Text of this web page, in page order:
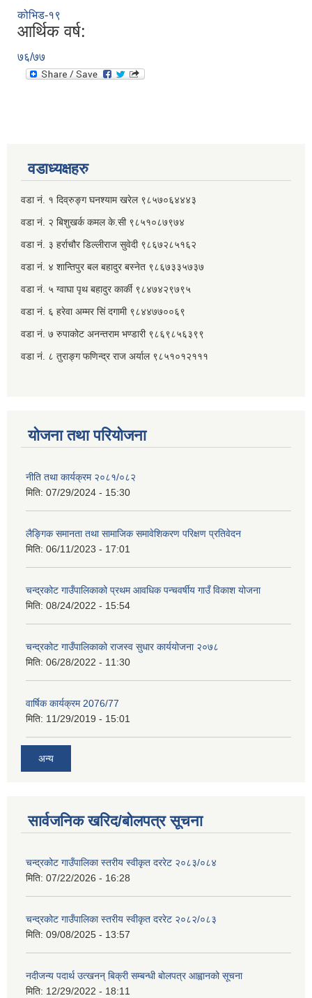
कोभिड-१९
आर्थिक वर्ष:
७६/७७
वडाध्यक्षहरु
वडा नं. १ दिव्रुङ्ग घनश्याम खरेल ९८५७०६४४४३
वडा नं. २ ‌‍बिशुखर्क कमल के.सी ९८५१०८७९७४
वडा नं. ३ हर्राचौर डिल्लीराज सुवेदी ९८६७२८५१६२
वडा नं. ४ शान्तिपुर बल बहादुर बस्नेत​ ९८६७३३५७३७
वडा नं. ५ ग्वाघा पृथ बहादुर कार्की ९८४७४२९७९५
वडा नं. ६ हरेवा अम्मर सिं दगामी​ ९८४४७७००६९
वडा नं. ७ ‌‍रुपाकोट अनन्तराम भण्डारी ९८६९८५६३९९
वडा नं. ८ तुराङ्ग फणिन्द्र राज अर्याल ९८५१०१२१११
योजना तथा परियोजना
नीति तथा कार्यक्रम २०८१/०८२
मिति: 07/29/2024 - 15:30
लैङ्गिक समानता तथा सामाजिक समावेशिकरण परिक्षण प्रतिवेदन
मिति: 06/11/2023 - 17:01
चन्द्रकोट गाउँपालिकाको प्रथम आवधिक पन्चवर्षीय गाउँ विकाश योजना
मिति: 08/24/2022 - 15:54
चन्द्रकोट गाउँपालिकाको राजस्व सुधार कार्ययोजना २०७८
मिति: 06/28/2022 - 11:30
वार्षिक कार्यक्रम 2076/77
मिति: 11/29/2019 - 15:01
अन्य
सार्वजनिक खरिद/बोलपत्र सूचना
चन्द्रकोट गाउँपालिका स्तरीय स्वीकृत दररेट २०८३/०८४
मिति: 07/22/2026 - 16:28
चन्द्रकोट गाउँपालिका स्तरीय स्वीकृत दररेट २०८२/०८३
मिति: 09/08/2025 - 13:57
नदीजन्य पदार्थ उत्खनन् बिक्री सम्बन्धी बोलपत्र आह्वानको सूचना
मिति: 12/29/2022 - 18:11